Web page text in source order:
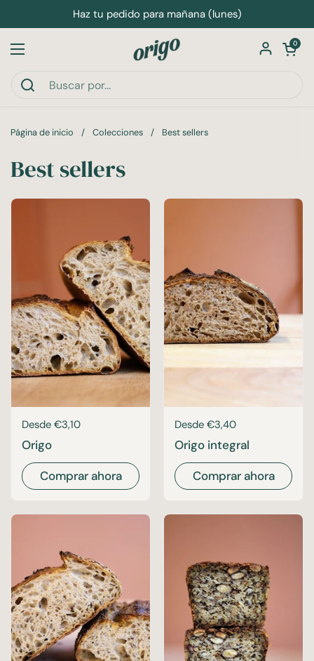
Haz tu pedido para mañana (lunes)
Abrir menú
Abrir
0
Página de inicio / Colecciones / Best sellers
Best sellers
Precio:
Desde €3,10
Origo
Comprar ahora
Precio:
Desde €3,40
Origo integral
Comprar ahora